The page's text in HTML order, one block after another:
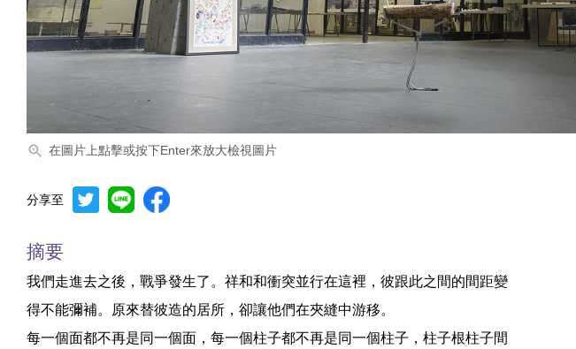
在圖片上點擊或按下Enter來放大檢視圖片
分享至
摘要
我們走進去之後，戰爭發生了。祥和和衝突並行在這裡，彼跟此之間的間距變
得不能彌補。原來替彼造的居所，卻讓他們在夾縫中游移。
每一個面都不再是同一個面，每一個柱子都不再是同一個柱子，柱子根柱子間